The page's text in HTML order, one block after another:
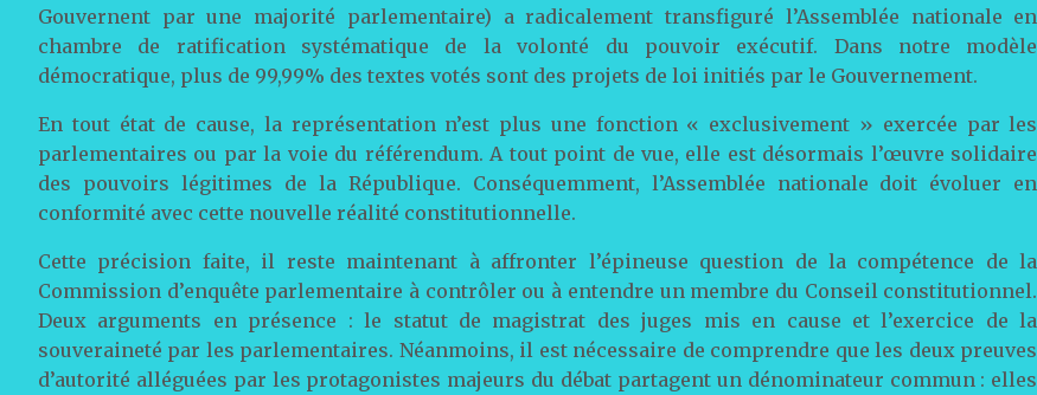
Gouvernent par une majorité parlementaire) a radicalement transfiguré l’Assemblée nationale en
chambre de ratification systématique de la volonté du pouvoir exécutif. Dans notre modèle
démocratique, plus de 99,99% des textes votés sont des projets de loi initiés par le Gouvernement.
En tout état de cause, la représentation n’est plus une fonction « exclusivement » exercée par les
parlementaires ou par la voie du référendum. A tout point de vue, elle est désormais l’œuvre solidaire
des pouvoirs légitimes de la République. Conséquemment, l’Assemblée nationale doit évoluer en
conformité avec cette nouvelle réalité constitutionnelle.
Cette précision faite, il reste maintenant à affronter l’épineuse question de la compétence de la
Commission d’enquête parlementaire à contrôler ou à entendre un membre du Conseil constitutionnel.
Deux arguments en présence : le statut de magistrat des juges mis en cause et l’exercice de la
souveraineté par les parlementaires. Néanmoins, il est nécessaire de comprendre que les deux preuves
d’autorité alléguées par les protagonistes majeurs du débat partagent un dénominateur commun : elles